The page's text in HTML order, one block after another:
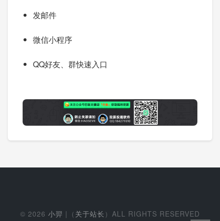
发邮件
微信小程序
QQ好友、群快速入口
© 2026 小羿 |（ 关于站长 ）ALL RIGHTS RESERVED